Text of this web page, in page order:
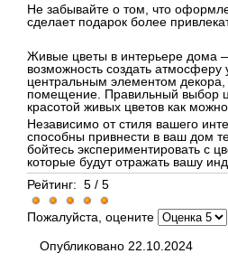
Не забывайте о том, что
сделает подарок более
Живые цветы в интерьере дома —
возможность создать атмосферу
центральным элементом
помещение. Правильный выбор
красотой живых цветов как
Независимо от стиля вашего
способны привнести в ваш дом
бойтесь экспериментировать с
которые будут отражать вашу
Рейтинг: 5 / 5
Пожалуйста, оцените
Опубликовано 22.10.2024